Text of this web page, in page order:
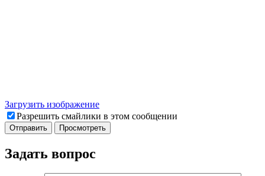
Загрузить изображение
Разрешить смайлики в этом сообщении
Задать вопрос